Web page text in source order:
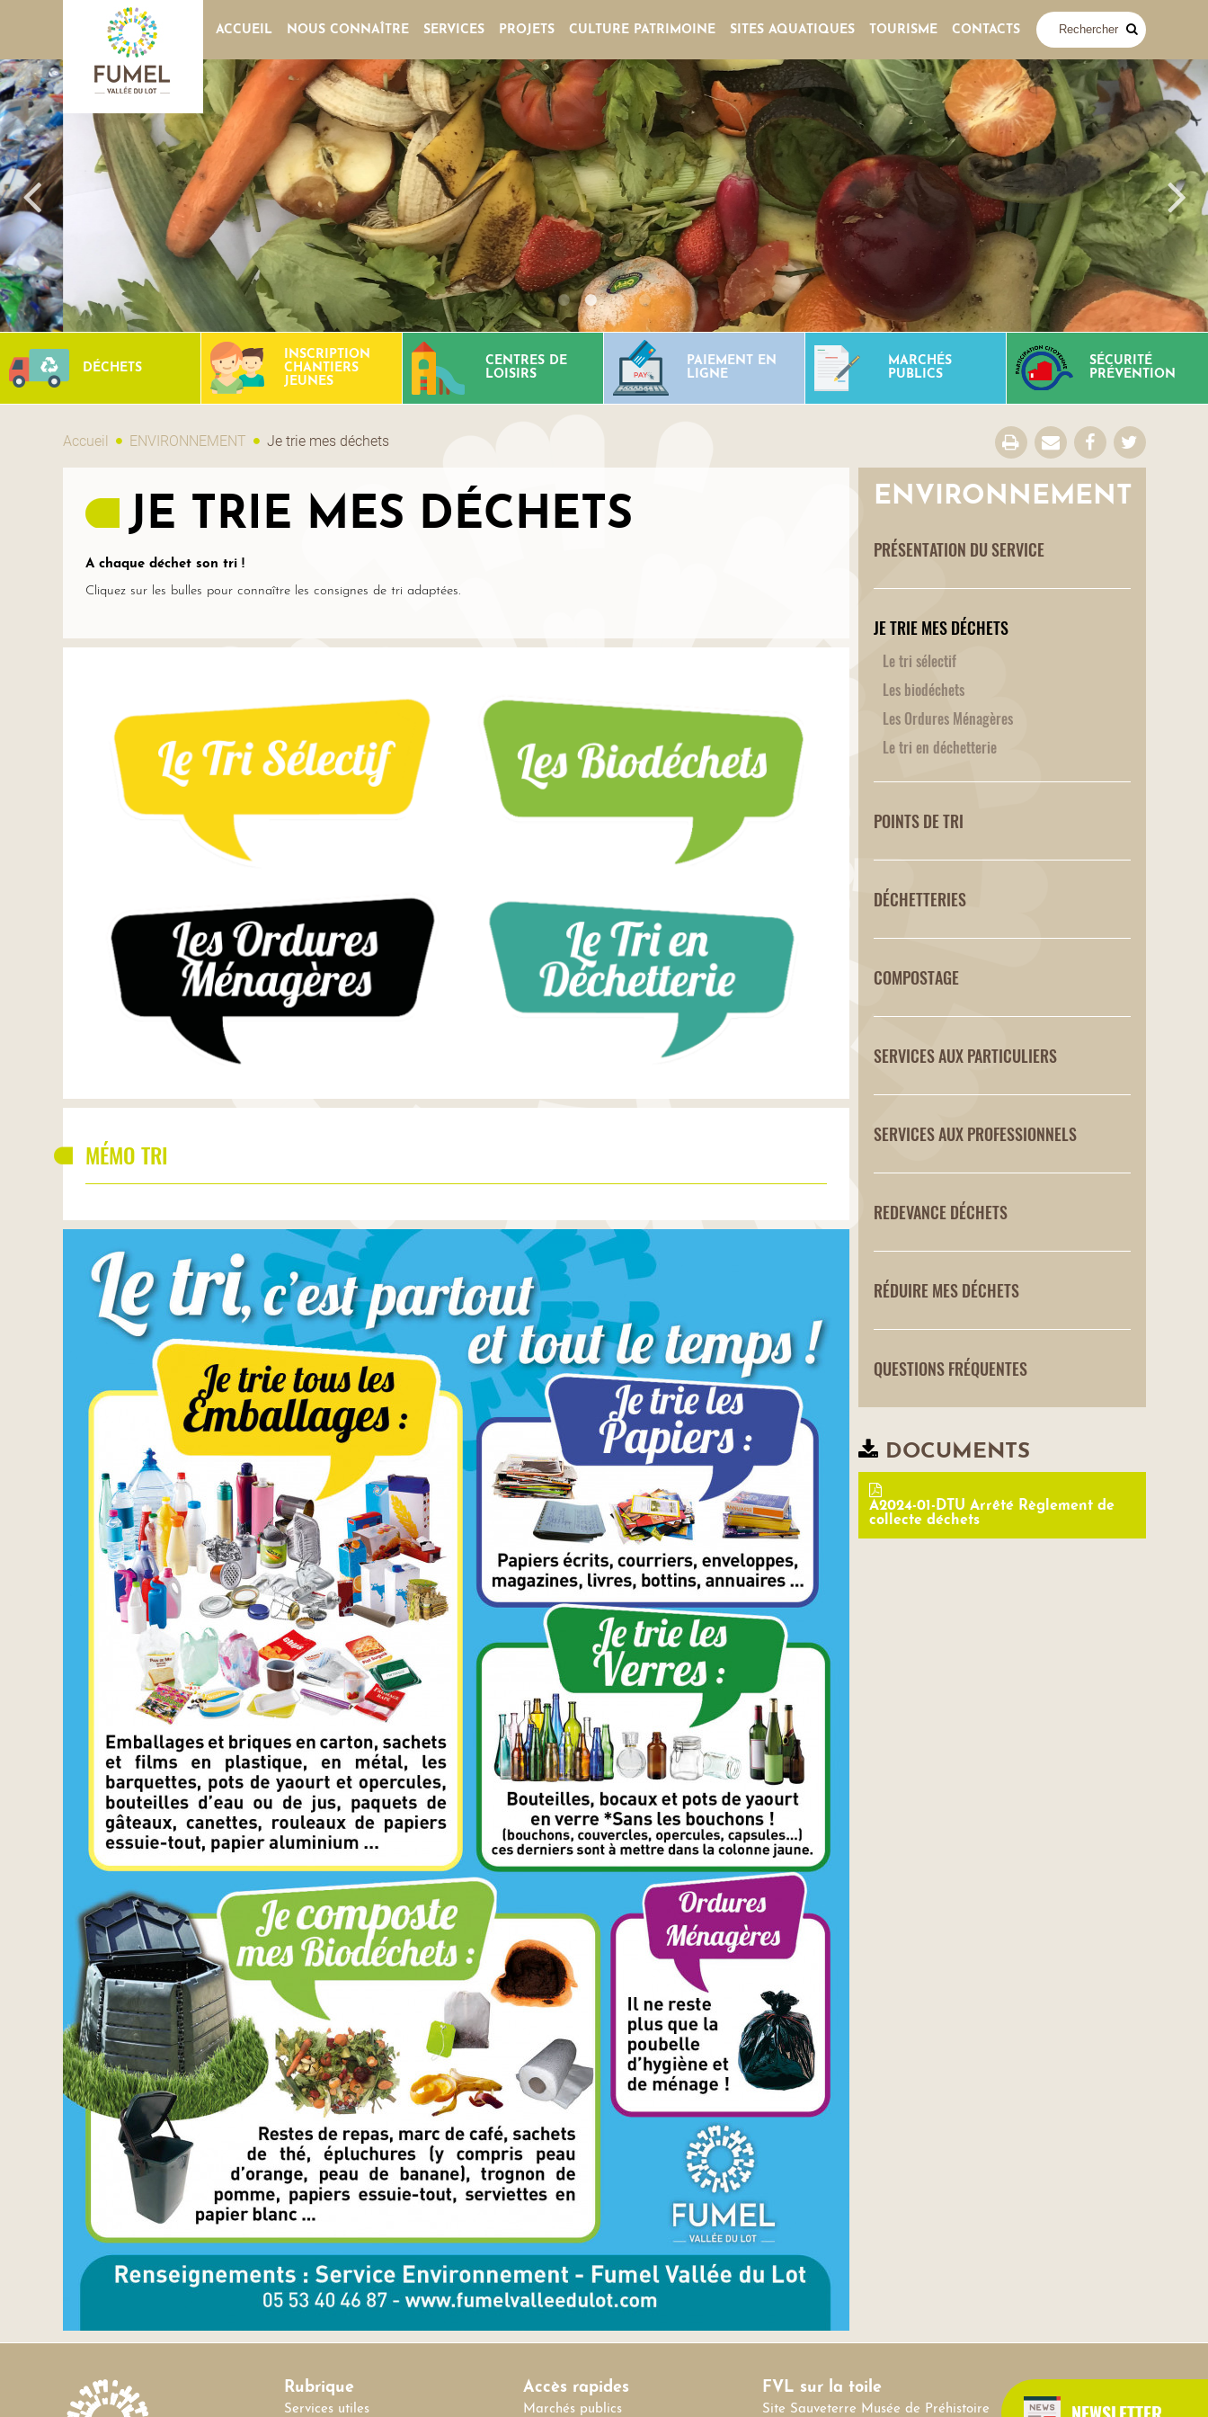
ACCUEIL NOUS CONNAÎTRE SERVICES PROJETS CULTURE PATRIMOINE SITES AQUATIQUES TOURISME CONTACTS
DÉCHETS
INSCRIPTION
CHANTIERS
JEUNES
CENTRES DE
LOISIRS
PAIEMENT EN
LIGNE
MARCHÉS
PUBLICS
SÉCURITÉ
PRÉVENTION
Accueil ENVIRONNEMENT Je trie mes déchets
JE TRIE MES DÉCHETS
A chaque déchet son tri !
Cliquez sur les bulles pour connaître les consignes de tri adaptées.
MÉMO TRI
ENVIRONNEMENT
PRÉSENTATION DU SERVICE
JE TRIE MES DÉCHETS
Le tri sélectif
Les biodéchets
Les Ordures Ménagères
Le tri en déchetterie
POINTS DE TRI
DÉCHETTERIES
COMPOSTAGE
SERVICES AUX PARTICULIERS
SERVICES AUX PROFESSIONNELS
REDEVANCE DÉCHETS
RÉDUIRE MES DÉCHETS
QUESTIONS FRÉQUENTES
DOCUMENTS
A2024-01-DTU Arrêté Règlement de
collecte déchets
Rubrique
Services utiles
Accès rapides
Marchés publics
FVL sur la toile
Site Sauveterre Musée de Préhistoire